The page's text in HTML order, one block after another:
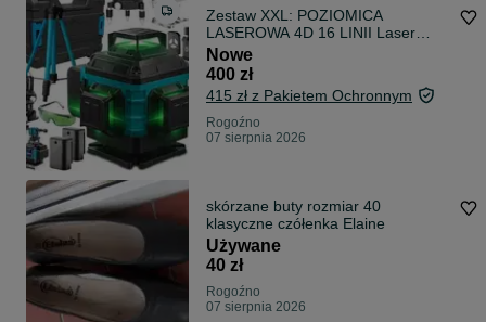
Zestaw XXL: POZIOMICA
LASEROWA 4D 16 LINII Laser
Krzyżowy 360 Nowa
Nowe
400 zł
415 zł z Pakietem Ochronnym
Rogoźno
07 sierpnia 2026
skórzane buty rozmiar 40
klasyczne czółenka Elaine
Używane
40 zł
Rogoźno
07 sierpnia 2026